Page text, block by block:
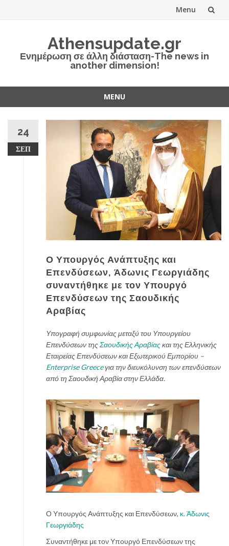
Menu
Athensupdate.gr
Ενημέρωση σε άλλη διάσταση-The news in
another dimension!
MENU
content
24
ΣΕΠ
Ο Υπουργός Ανάπτυξης και
Επενδύσεων, Άδωνις Γεωργιάδης
συναντήθηκε με τον Υπουργό
Επενδύσεων της Σαουδικής
Αραβίας
Υπογραφή συμφωνίας μεταξύ του Υπουργείου
Επενδύσεων τηςΣαουδικής Αραβίαςκαι της Ελληνικής
Εταιρείας Επενδύσεων και Εξωτερικού Εμπορίου –
Enterprise Greeceγια την διευκόλυνση των επενδύσεων
από τη Σαουδική Αραβία στην Ελλάδα.
Ο Υπουργός Ανάπτυξης και Επενδύσεων, κ. Άδωνις
Γεωργιάδης
Συναντήθηκε με τον Υπουργό Επενδύσεων της